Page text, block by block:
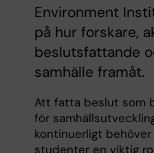
Environment
på hur forskare,
beslutsfattande
samhälle framåt.
Att fatta beslut som
för
kontinuerligt behöver
studenter en viktig